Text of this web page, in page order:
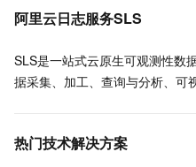
日志服务安装、运行、升级、卸
阿里云日志服务SLS
SLS是一站式云原生可观测性数
据采集、加工、查询与分析、可
热门技术解决方案